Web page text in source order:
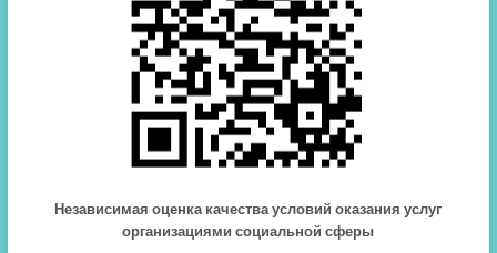
Независимая оценка качества условий оказания услуг
организациями социальной сферы